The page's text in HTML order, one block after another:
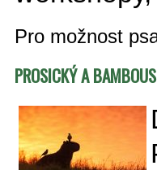
Pro možnost
PROSICKÝ A